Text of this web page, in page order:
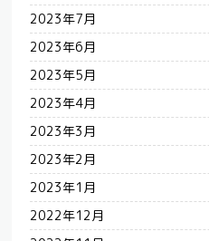
2023年7月
2023年6月
2023年5月
2023年4月
2023年3月
2023年2月
2023年1月
2022年12月